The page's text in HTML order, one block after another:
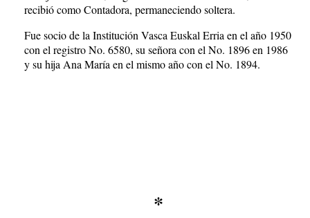
recibió como Contadora, permaneciendo soltera.
Fue socio de la Institución Vasca Euskal Erria en el año 1950
con el registro No. 6580, su señora con el No. 1896 en 1986
y su hija Ana María en el mismo año con el No. 1894.
*